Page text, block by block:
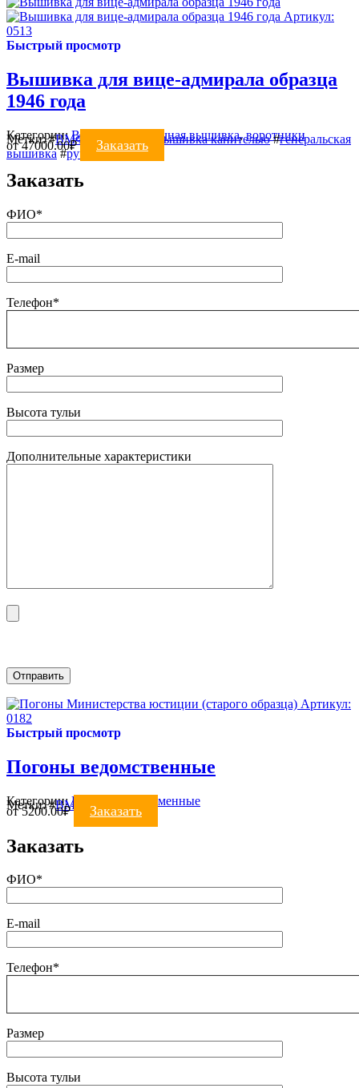
Артикул:
0513
Быстрый просмотр
Вышивка для вице-адмирала образца
1946 года
Категории: ВЫШИВКА Ручная вышивка,воротники
Метки:#ВМФ воротник вышивка канителью#генеральская
вышивка#ручная вышивка
от47000.00₽ Заказать
Заказать
ФИО*
E-mail
Телефон*
Размер
Высота тульи
Дополнительные характеристики
Артикул:
0182
Быстрый просмотр
Погоны ведомственные
Категории: ПОГОНЫ Форменные
Метки:#ВМФ
от5200.00₽ Заказать
Заказать
ФИО*
E-mail
Телефон*
Размер
Высота тульи